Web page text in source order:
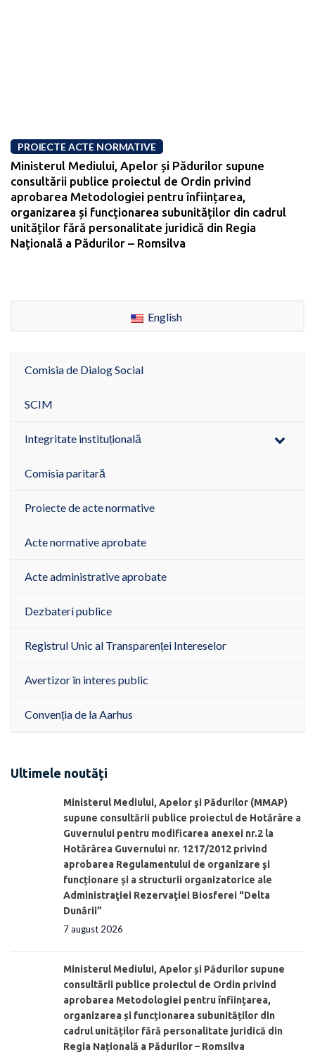
PROIECTE ACTE NORMATIVE
Ministerul Mediului, Apelor și Pădurilor supune
consultării publice proiectul de Ordin privind
aprobarea Metodologiei pentru înființarea,
organizarea și funcționarea subunităților din cadrul
unităților fără personalitate juridică din Regia
Națională a Pădurilor – Romsilva
English
Comisia de Dialog Social
SCIM
Integritate instituțională
Comisia paritară
Proiecte de acte normative
Acte normative aprobate
Acte administrative aprobate
Dezbateri publice
Registrul Unic al Transparenței Intereselor
Avertizor în interes public
Convenția de la Aarhus
Ultimele noutăți
Ministerul Mediului, Apelor şi Pădurilor (MMAP)
supune consultării publice proiectul de Hotărâre a
Guvernului pentru modificarea anexei nr.2 la
Hotărârea Guvernului nr. 1217/2012 privind
aprobarea Regulamentului de organizare şi
funcționare și a structurii organizatorice ale
Administraţiei Rezervaţiei Biosferei “Delta
Dunării”
7 august 2026
Ministerul Mediului, Apelor și Pădurilor supune
consultării publice proiectul de Ordin privind
aprobarea Metodologiei pentru înființarea,
organizarea și funcționarea subunităților din
cadrul unităților fără personalitate juridică din
Regia Națională a Pădurilor – Romsilva